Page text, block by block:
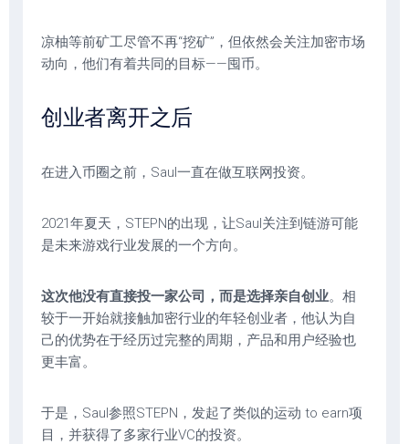
凉柚等前矿工尽管不再“挖矿”，但依然会关注加密市场
动向，他们有着共同的目标——囤币。
创业者离开之后
在进入币圈之前，Saul一直在做互联网投资。
2021年夏天，STEPN的出现，让Saul关注到链游可能
是未来游戏行业发展的一个方向。
这次他没有直接投一家公司，而是选择亲自创业。相
较于一开始就接触加密行业的年轻创业者，他认为自
己的优势在于经历过完整的周期，产品和用户经验也
更丰富。
于是，Saul参照STEPN，发起了类似的运动 to earn项
目，并获得了多家行业VC的投资。